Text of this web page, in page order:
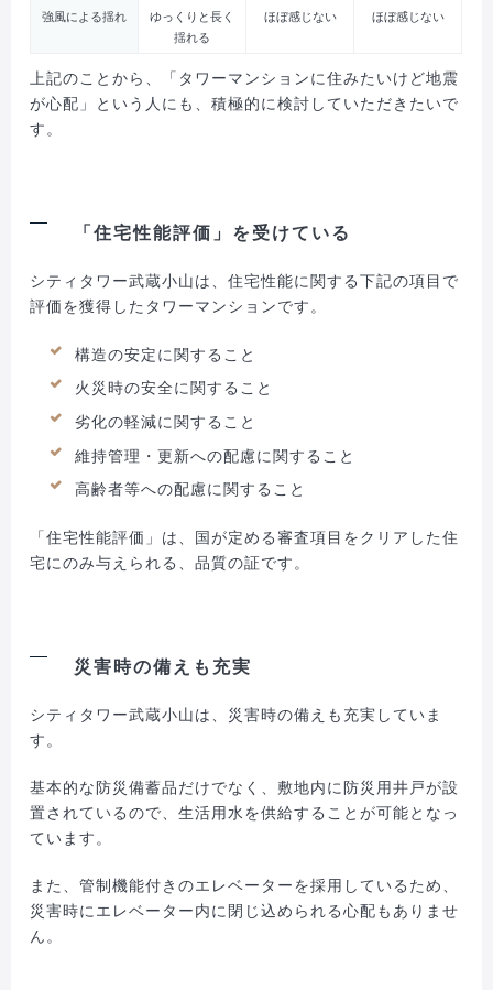
強風による揺れ
ゆっくりと長く
揺れる
ほぼ感じない ほぼ感じない
上記のことから、「タワーマンションに住みたいけど地震
が心配」という人にも、積極的に検討していただきたいで
す。
「住宅性能評価」を受けている
シティタワー武蔵小山は、住宅性能に関する下記の項目で
評価を獲得したタワーマンションです。
構造の安定に関すること
火災時の安全に関すること
劣化の軽減に関すること
維持管理・更新への配慮に関すること
高齢者等への配慮に関すること
「住宅性能評価」は、国が定める審査項目をクリアした住
宅にのみ与えられる、品質の証です。
災害時の備えも充実
シティタワー武蔵小山は、災害時の備えも充実していま
す。
基本的な防災備蓄品だけでなく、敷地内に防災用井戸が設
置されているので、生活用水を供給することが可能となっ
ています。
また、管制機能付きのエレベーターを採用しているため、
災害時にエレベーター内に閉じ込められる心配もありませ
ん。